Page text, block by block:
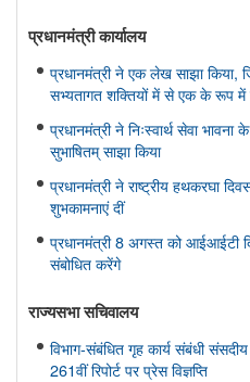
प्रधानमंत्री कार्यालय
प्रधानमंत्री ने एक लेख साझा किया,
सभ्यतागत शक्तियों में से एक के रूप में
प्रधानमंत्री ने निःस्वार्थ सेवा
सुभाषितम् साझा किया
प्रधानमंत्री ने राष्ट्रीय हथकरघा
शुभकामनाएं दीं
प्रधानमंत्री 8 अगस्त को आईआईटी
संबोधित करेंगे
राज्यसभा सचिवालय
विभाग-संबंधित गृह कार्य संबंधी
261वीं रिपोर्ट पर प्रेस विज्ञप्ति